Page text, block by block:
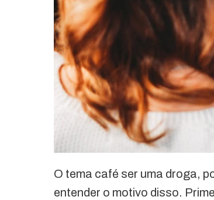
O tema café ser uma droga,
entender o motivo disso.